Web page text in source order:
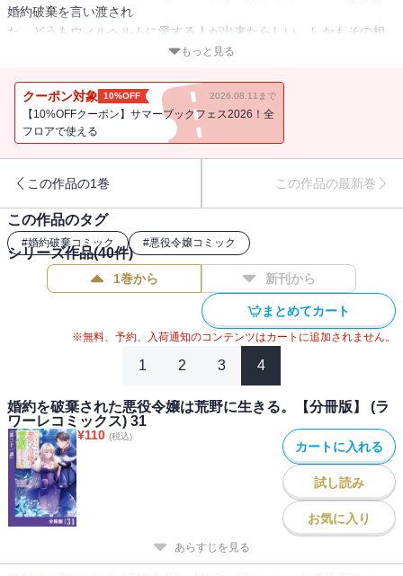
婚約破棄を言い渡され
た。どうもウィルヘルムに愛する人が出来たらしい。しかもその相
な宣告に落ち込むコ
ニー。だが突然前世の記憶が蘇り、自身がラブロマンス小説の当て
馬”悪役令嬢”に転生
らないわ。私は領主として生きるわ！」帝都から離れた辺境の領地
で強かに生きていくコ
ニーの物語！
もっと見る
クーポン対象 10%OFF 2026.08.11まで
【10%OFFクーポン】サマーブックフェス2026！全
フロアで使える
この作品の1巻 この作品の最新巻
この作品のタグ
#婚約破棄コミック #悪役令嬢コミック
シリーズ作品(40件)
1巻から 新刊から
まとめてカート
※無料、予約、入荷通知のコンテンツはカートに追加されません。
1 2 3 4
婚約を破棄された悪役令嬢は荒野に生きる。【分冊版】 (ラ
ワーレコミックス) 31
¥110 (税込)
カートに入れる
試し読み
お気に入り
あらすじを見る